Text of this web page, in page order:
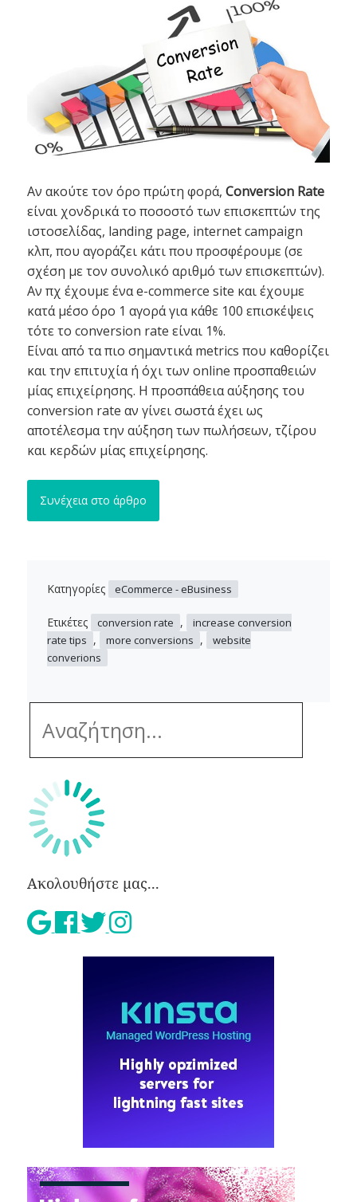
Αν ακούτε τον όρο πρώτη φορά, Conversion Rate
είναι χονδρικά το ποσοστό των επισκεπτών της
ιστοσελίδας, landing page, internet campaign
κλπ, που αγοράζει κάτι που προσφέρουμε (σε
σχέση με τον συνολικό αριθμό των επισκεπτών).
Αν πχ έχουμε ένα e-commerce site και έχουμε
κατά μέσο όρο 1 αγορά για κάθε 100 επισκέψεις
τότε το conversion rate είναι 1%.
Είναι από τα πιο σημαντικά metrics που καθορίζει
και την επιτυχία ή όχι των online προσπαθειών
μίας επιχείρησης. Η προσπάθεια αύξησης του
conversion rate αν γίνει σωστά έχει ως
αποτέλεσμα την αύξηση των πωλήσεων, τζίρου
και κερδών μίας επιχείρησης.
Συνέχεια στο άρθρο
Κατηγορίες eCommerce - eBusiness
Ετικέτες conversion rate ,
increase conversion
rate tips , more conversions ,
website
converions
Ακολουθήστε μας...